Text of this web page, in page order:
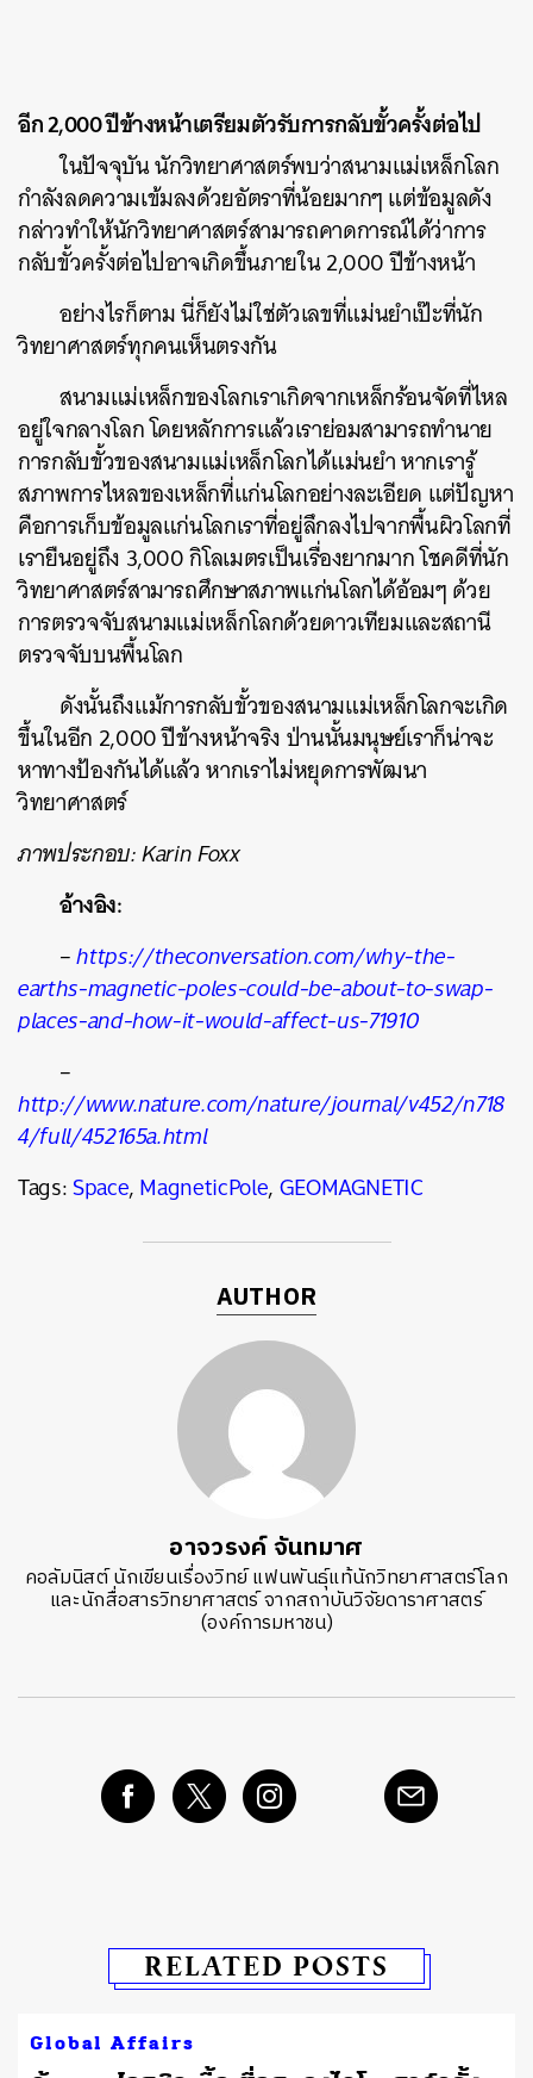
อีก 2,000 ปีข้างหน้าเตรียมตัวรับการกลับขั้วครั้งต่อไป
ในปัจจุบัน นักวิทยาศาสตร์พบว่าสนามแม่เหล็กโลก
กำลังลดความเข้มลงด้วยอัตราที่น้อยมากๆ แต่ข้อมูลดัง
กล่าวทำให้นักวิทยาศาสตร์สามารถคาดการณ์ได้ว่าการ
กลับขั้วครั้งต่อไปอาจเกิดขึ้นภายใน 2,000 ปีข้างหน้า
อย่างไรก็ตาม นี่ก็ยังไม่ใช่ตัวเลขที่แม่นยำเป๊ะที่นัก
วิทยาศาสตร์ทุกคนเห็นตรงกัน
สนามแม่เหล็กของโลกเราเกิดจากเหล็กร้อนจัดที่ไหล
อยู่ใจกลางโลก โดยหลักการแล้วเราย่อมสามารถทำนาย
การกลับขั้วของสนามแม่เหล็กโลกได้แม่นยำ หากเรารู้
สภาพการไหลของเหล็กที่แก่นโลกอย่างละเอียด แต่ปัญหา
คือการเก็บข้อมูลแก่นโลกเราที่อยู่ลึกลงไปจากพื้นผิวโลกที่
เรายืนอยู่ถึง 3,000 กิโลเมตรเป็นเรื่องยากมาก โชคดีที่นัก
วิทยาศาสตร์สามารถศึกษาสภาพแก่นโลกได้อ้อมๆ ด้วย
การตรวจจับสนามแม่เหล็กโลกด้วยดาวเทียมและสถานี
ตรวจจับบนพื้นโลก
ดังนั้นถึงแม้การกลับขั้วของสนามแม่เหล็กโลกจะเกิด
ขึ้นในอีก 2,000 ปีข้างหน้าจริง ป่านนั้นมนุษย์เราก็น่าจะ
หาทางป้องกันได้แล้ว หากเราไม่หยุดการพัฒนา
วิทยาศาสตร์
ภาพประกอบ: Karin Foxx
อ้างอิง:
–https://theconversation.com/why-the-
earths-magnetic-poles-could-be-about-to-swap-
places-and-how-it-would-affect-us-71910
–
http://www.nature.com/nature/journal/v452/n718
4/full/452165a.html
Tags:Space,MagneticPole,GEOMAGNETIC
AUTHOR
อาจวรงค์ จันทมาศ
คอลัมนิสต์ นักเขียนเรื่องวิทย์ แฟนพันธุ์แท้นักวิทยาศาสตร์โลก
และนักสื่อสารวิทยาศาสตร์ จากสถาบันวิจัยดาราศาสตร์
(องค์การมหาชน)
RELATED POSTS
Global Affairs